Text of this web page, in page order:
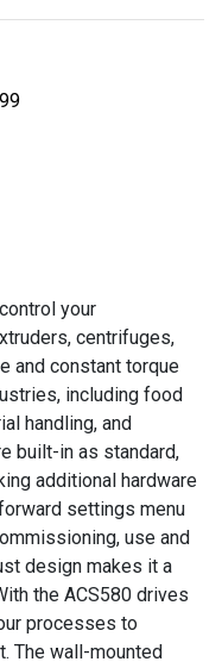
your
centrifuges,
and constant torque
including food
handling, and
built-in as standard,
additional hardware
settings menu
use and
design makes it a
the ACS580 drives
processes to
The wall-mounted